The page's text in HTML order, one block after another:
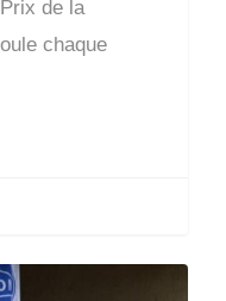
de la
chaque